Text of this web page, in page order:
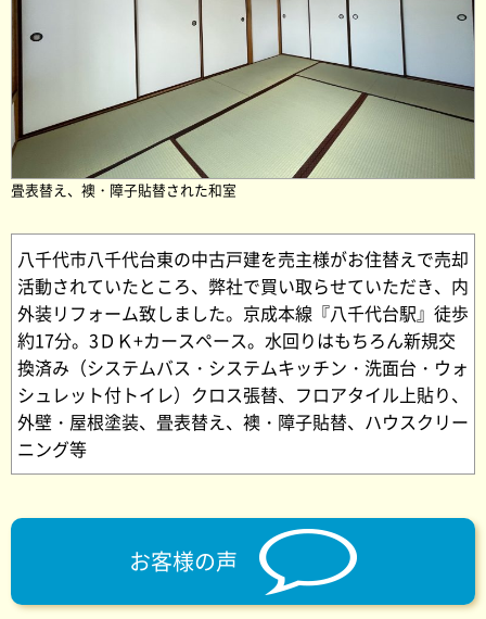
畳表替え、襖・障子貼替された和室
八千代市八千代台東の中古戸建を売主様がお住替えで売却
活動されていたところ、弊社で買い取らせていただき、内
外装リフォーム致しました。京成本線『八千代台駅』徒歩
約17分。3ＤＫ+カースペース。水回りはもちろん新規交
換済み（システムバス・システムキッチン・洗面台・ウォ
シュレット付トイレ）クロス張替、フロアタイル上貼り、
外壁・屋根塗装、畳表替え、襖・障子貼替、ハウスクリー
ニング等
お客様の声